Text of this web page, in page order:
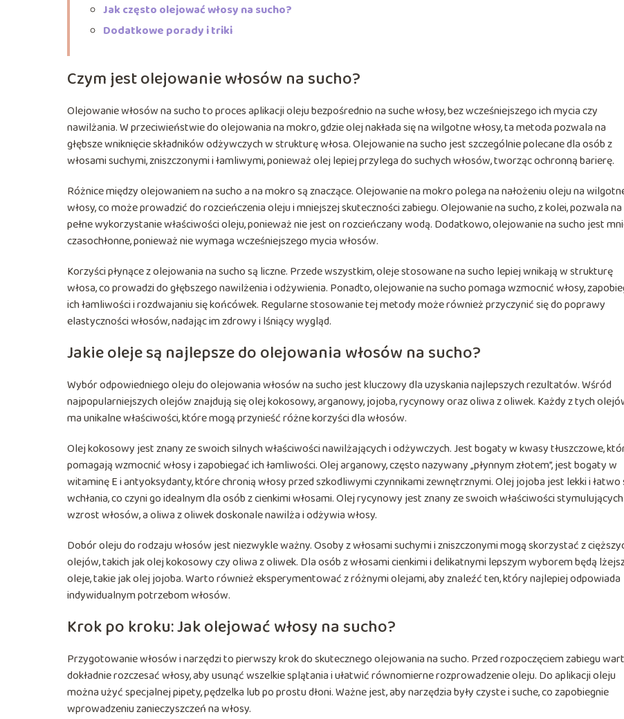
Jak często olejować włosy na sucho?
Dodatkowe porady i triki
Czym jest olejowanie włosów na sucho?
Olejowanie włosów na sucho to proces aplikacji oleju bezpośrednio na suche włosy, bez wcześniejszego ich mycia czy
nawilżania. W przeciwieństwie do olejowania na mokro, gdzie olej nakłada się na wilgotne włosy, ta metoda pozwala na
głębsze wniknięcie składników odżywczych w strukturę włosa. Olejowanie na sucho jest szczególnie polecane dla osób z
włosami suchymi, zniszczonymi i łamliwymi, ponieważ olej lepiej przylega do suchych włosów, tworząc ochronną barierę.
Różnice między olejowaniem na sucho a na mokro są znaczące. Olejowanie na mokro polega na nałożeniu oleju na
włosy, co może prowadzić do rozcieńczenia oleju i mniejszej skuteczności zabiegu. Olejowanie na sucho, z kolei, pozwala na
pełne wykorzystanie właściwości oleju, ponieważ nie jest on rozcieńczany wodą. Dodatkowo, olejowanie na sucho jest
czasochłonne, ponieważ nie wymaga wcześniejszego mycia włosów.
Korzyści płynące z olejowania na sucho są liczne. Przede wszystkim, oleje stosowane na sucho lepiej wnikają w strukturę
włosa, co prowadzi do głębszego nawilżenia i odżywienia. Ponadto, olejowanie na sucho pomaga wzmocnić włosy,
ich łamliwości i rozdwajaniu się końcówek. Regularne stosowanie tej metody może również przyczynić się do poprawy
elastyczności włosów, nadając im zdrowy i lśniący wygląd.
Jakie oleje są najlepsze do olejowania włosów na sucho?
Wybór odpowiedniego oleju do olejowania włosów na sucho jest kluczowy dla uzyskania najlepszych rezultatów. Wśród
najpopularniejszych olejów znajdują się olej kokosowy, arganowy, jojoba, rycynowy oraz oliwa z oliwek. Każdy z tych
ma unikalne właściwości, które mogą przynieść różne korzyści dla włosów.
Olej kokosowy jest znany ze swoich silnych właściwości nawilżających i odżywczych. Jest bogaty w kwasy tłuszczowe,
pomagają wzmocnić włosy i zapobiegać ich łamliwości. Olej arganowy, często nazywany „płynnym złotem”, jest bogaty w
witaminę E i antyoksydanty, które chronią włosy przed szkodliwymi czynnikami zewnętrznymi. Olej jojoba jest lekki i łatwo
wchłania, co czyni go idealnym dla osób z cienkimi włosami. Olej rycynowy jest znany ze swoich właściwości stymulujących
wzrost włosów, a oliwa z oliwek doskonale nawilża i odżywia włosy.
Dobór oleju do rodzaju włosów jest niezwykle ważny. Osoby z włosami suchymi i zniszczonymi mogą skorzystać z
olejów, takich jak olej kokosowy czy oliwa z oliwek. Dla osób z włosami cienkimi i delikatnymi lepszym wyborem będą
oleje, takie jak olej jojoba. Warto również eksperymentować z różnymi olejami, aby znaleźć ten, który najlepiej odpowiada
indywidualnym potrzebom włosów.
Krok po kroku: Jak olejować włosy na sucho?
Przygotowanie włosów i narzędzi to pierwszy krok do skutecznego olejowania na sucho. Przed rozpoczęciem zabiegu
dokładnie rozczesać włosy, aby usunąć wszelkie splątania i ułatwić równomierne rozprowadzenie oleju. Do aplikacji oleju
można użyć specjalnej pipety, pędzelka lub po prostu dłoni. Ważne jest, aby narzędzia były czyste i suche, co zapobiegnie
wprowadzeniu zanieczyszczeń na włosy.